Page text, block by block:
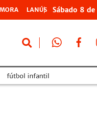
LANÚS Sábado 8 de
fútbol infantil